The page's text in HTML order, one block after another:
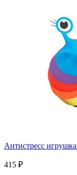
Антистресс
415 ₽